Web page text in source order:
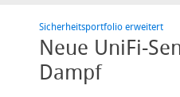
Sicherheitsportfolio erweitert
Neue UniFi-
Dampf